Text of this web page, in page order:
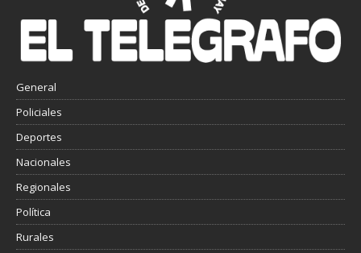
General
Policiales
Deportes
Nacionales
Regionales
Política
Rurales